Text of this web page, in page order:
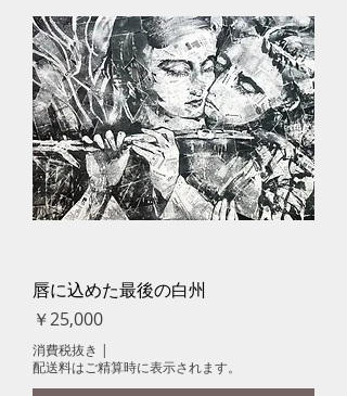
唇に込めた最後の白州
価格
￥25,000
消費税抜き |
配送料はご精算時に表示されます。